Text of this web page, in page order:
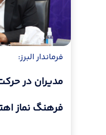
فرماندار البرز:
مدیران در
فرهنگ نماز